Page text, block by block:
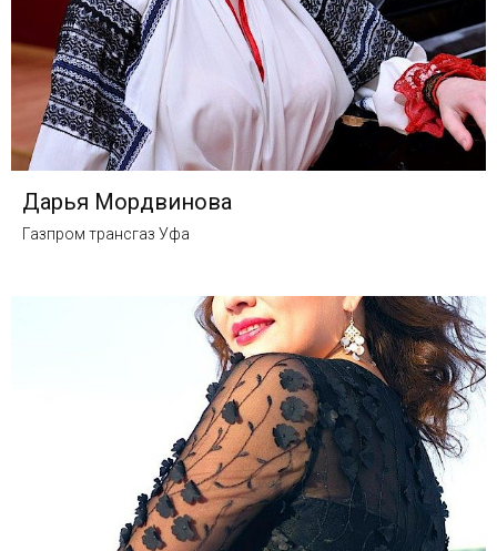
Дарья Мордвинова
Газпром трансгаз Уфа